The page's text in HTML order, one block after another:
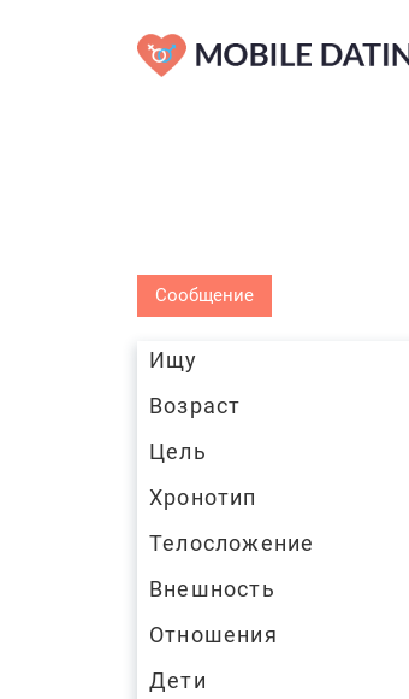
Сообщение
Ищу
Возраст
Цель
Хронотип
Телосложение
Внешность
Отношения
Дети